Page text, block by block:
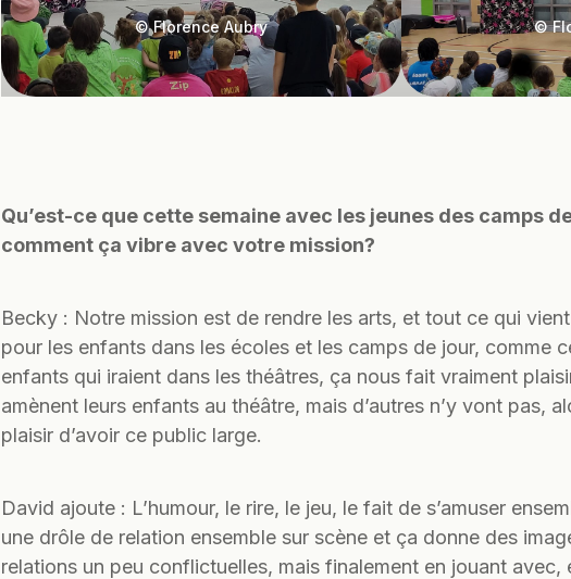
© Florence Aubry ©
Qu’est-ce que cette semaine avec les jeunes des camps
comment ça vibre avec votre mission?
Becky : Notre mission est de rendre les arts, et tout ce qui
pour les enfants dans les écoles et les camps de jour, comme
enfants qui iraient dans les théâtres, ça nous fait vraiment
amènent leurs enfants au théâtre, mais d’autres n’y vont pas,
plaisir d’avoir ce public large.
David ajoute : L’humour, le rire, le jeu, le fait de s’amuser
une drôle de relation ensemble sur scène et ça donne des
relations un peu conflictuelles, mais finalement en jouant